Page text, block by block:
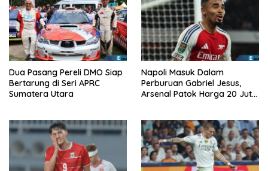
Dua Pasang Pereli DMO Siap
Bertarung di Seri APRC
Sumatera Utara
Napoli Masuk Dalam
Perburuan Gabriel Jesus,
Arsenal Patok Harga 20 Juta